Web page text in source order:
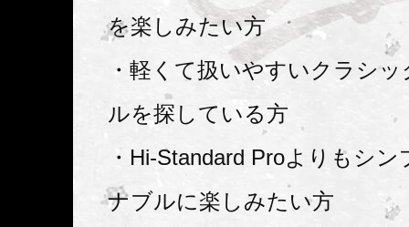
を楽しみたい方
・軽くて扱いやすいクラシ
ルを探している方
・Hi-Standard Proよりもシ
ナブルに楽しみたい方